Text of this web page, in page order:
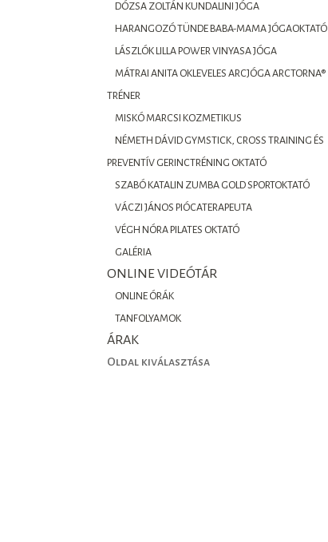
DÓZSA ZOLTÁN KUNDALINI JÓGA
HARANGOZÓ TÜNDE BABA-MAMA JÓGAOKTATÓ
LÁSZLÓK LILLA POWER VINYASA JÓGA
MÁTRAI ANITA OKLEVELES ARCJÓGA ARCTORNA®
TRÉNER
MISKÓ MARCSI KOZMETIKUS
NÉMETH DÁVID GYMSTICK, CROSS TRAINING ÉS
PREVENTÍV GERINCTRÉNING OKTATÓ
SZABÓ KATALIN ZUMBA GOLD SPORTOKTATÓ
VÁCZI JÁNOS PIÓCATERAPEUTA
VÉGH NÓRA PILATES OKTATÓ
GALÉRIA
ONLINE VIDEÓTÁR
ONLINE ÓRÁK
TANFOLYAMOK
ÁRAK
Oldal kiválasztása